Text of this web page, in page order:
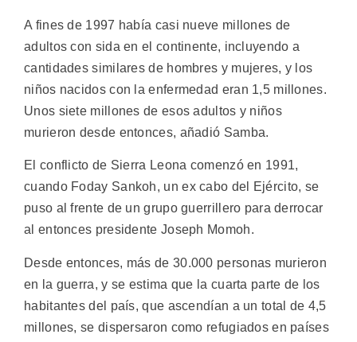
A fines de 1997 había casi nueve millones de
adultos con sida en el continente, incluyendo a
cantidades similares de hombres y mujeres, y los
niños nacidos con la enfermedad eran 1,5 millones.
Unos siete millones de esos adultos y niños
murieron desde entonces, añadió Samba.
El conflicto de Sierra Leona comenzó en 1991,
cuando Foday Sankoh, un ex cabo del Ejército, se
puso al frente de un grupo guerrillero para derrocar
al entonces presidente Joseph Momoh.
Desde entonces, más de 30.000 personas murieron
en la guerra, y se estima que la cuarta parte de los
habitantes del país, que ascendían a un total de 4,5
millones, se dispersaron como refugiados en países